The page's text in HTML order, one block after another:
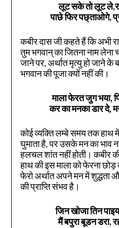
लूट सके तो लूट
पाछे फिर पछ्ताओगे,
कबीर दास जी कहते हैं कि अभी
तुम भगवान् का जितना नाम लेना
जाने पर, अर्थात मृत्यु हो जाने के
भगवान की पूजा क्यों नहीं की।
माला फेरत जुग भया,
कर का मनका डार दे,
कोई व्यक्ति लम्बे समय तक हाथ में
घुमाता है, पर उसके मन का भाव
हलचल शांत नहीं होती। कबीर
हाथ की इस माला को फेरना छोड़
फेरो अर्थात अपने मन में शुद्धता
की प्राप्ति संभव है।
जिन खोजा तिन
मैं बपुरा बूडन डरा,